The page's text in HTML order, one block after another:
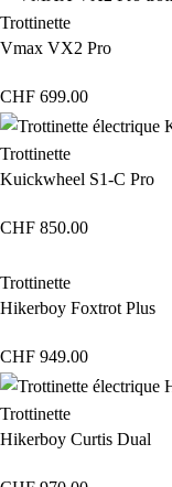
Trottinette
Vmax VX2 Pro
CHF 699.00
Trottinette
Kuickwheel S1-C Pro
CHF 850.00
Trottinette
Hikerboy Foxtrot Plus
CHF 949.00
Trottinette
Hikerboy Curtis Dual